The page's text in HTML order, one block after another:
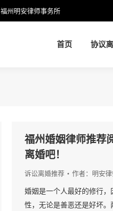
福州明安律师事务所
首页 协议
福州婚姻律师推荐
离婚吧！
诉讼离婚推荐 作者： 明安
婚姻是一个人最好的修行
性，无论是善恶还是好坏
首页